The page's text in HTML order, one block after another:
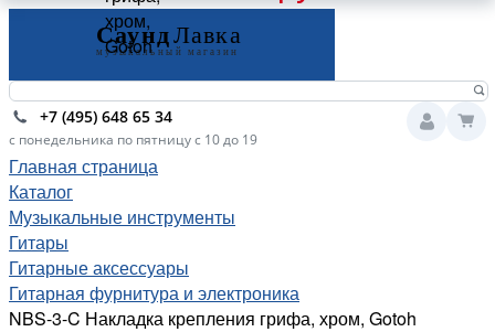
+7 (495) 648 65 34
с понедельника по пятницу с 10 до 19
Главная страница
Каталог
Музыкальные инструменты
Гитары
Гитарные аксессуары
Гитарная фурнитура и электроника
NBS-3-C Накладка крепления грифа, хром, Gotoh
хром,
Gotoh